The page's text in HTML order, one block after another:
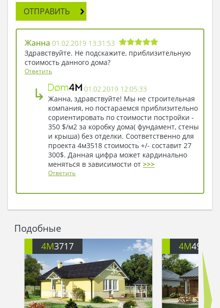
ОТПРАВИТЬ
Жанна 01.02.2019 13:31:53
Здравствуйте. Не подскажите, приблизительную
стоимость данного дома?
Ответить
↳
01.02.2019 12:05:33
Жанна, здравствуйте! Мы не строительная
компания, но постараемся приблизительно
сориентировать по стоимости постройки -
350 $/м2 за коробку дома( фундамент, стены
и крыша) без отделки. Соответственно для
проекта 4м3518 стоимость +/- составит 27
300$. Данная цифра может кардинально
меняться в зависимости от >>>
Ответить
Подобные
4M3717 4M494